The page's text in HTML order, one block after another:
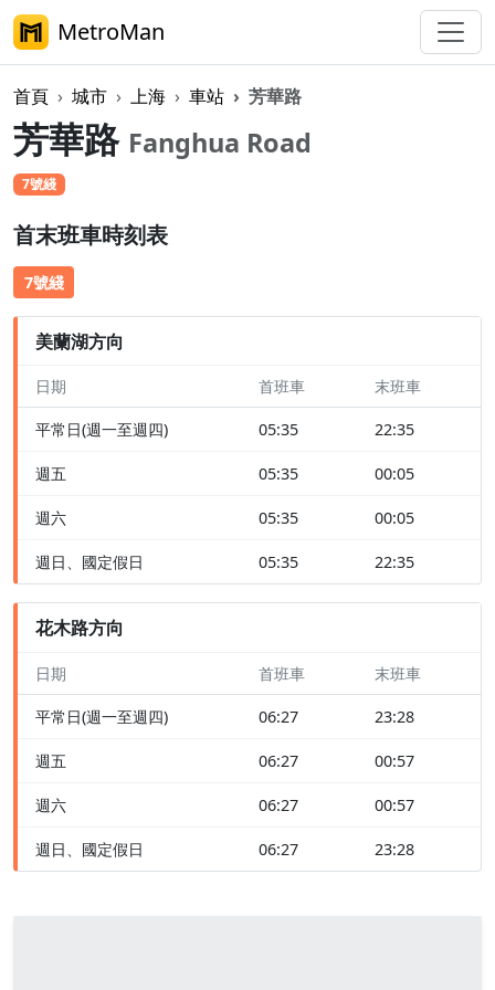
MetroMan
首頁 城市 上海 車站 芳華路
芳華路 Fanghua Road
7號綫
首末班車時刻表
7號綫
美蘭湖方向
日期 首班車 末班車
平常日(週一至週四) 05:35 22:35
週五 05:35 00:05
週六 05:35 00:05
週日、國定假日 05:35 22:35
花木路方向
日期 首班車 末班車
平常日(週一至週四) 06:27 23:28
週五 06:27 00:57
週六 06:27 00:57
週日、國定假日 06:27 23:28